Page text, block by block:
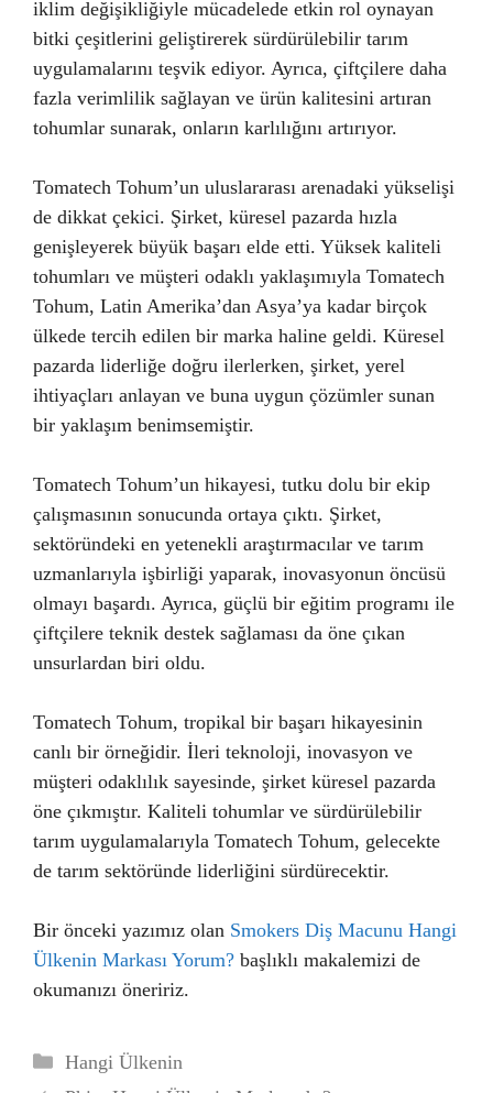
iklim değişikliğiyle mücadelede etkin rol oynayan
bitki çeşitlerini geliştirerek sürdürülebilir tarım
uygulamalarını teşvik ediyor. Ayrıca, çiftçilere daha
fazla verimlilik sağlayan ve ürün kalitesini artıran
tohumlar sunarak, onların karlılığını artırıyor.
Tomatech Tohum’un uluslararası arenadaki yükselişi
de dikkat çekici. Şirket, küresel pazarda hızla
genişleyerek büyük başarı elde etti. Yüksek kaliteli
tohumları ve müşteri odaklı yaklaşımıyla Tomatech
Tohum, Latin Amerika’dan Asya’ya kadar birçok
ülkede tercih edilen bir marka haline geldi. Küresel
pazarda liderliğe doğru ilerlerken, şirket, yerel
ihtiyaçları anlayan ve buna uygun çözümler sunan
bir yaklaşım benimsemiştir.
Tomatech Tohum’un hikayesi, tutku dolu bir ekip
çalışmasının sonucunda ortaya çıktı. Şirket,
sektöründeki en yetenekli araştırmacılar ve tarım
uzmanlarıyla işbirliği yaparak, inovasyonun öncüsü
olmayı başardı. Ayrıca, güçlü bir eğitim programı ile
çiftçilere teknik destek sağlaması da öne çıkan
unsurlardan biri oldu.
Tomatech Tohum, tropikal bir başarı hikayesinin
canlı bir örneğidir. İleri teknoloji, inovasyon ve
müşteri odaklılık sayesinde, şirket küresel pazarda
öne çıkmıştır. Kaliteli tohumlar ve sürdürülebilir
tarım uygulamalarıyla Tomatech Tohum, gelecekte
de tarım sektöründe liderliğini sürdürecektir.
Bir önceki yazımız olan Smokers Diş Macunu Hangi
Ülkenin Markası Yorum? başlıklı makalemizi de
okumanızı öneririz.
Kategoriler
Hangi Ülkenin